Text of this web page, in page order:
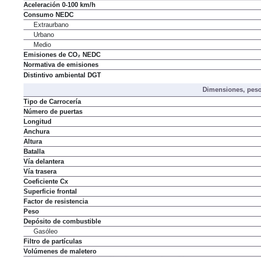
Aceleración 0-100 km/h
Consumo NEDC
Extraurbano
Urbano
Medio
Emisiones de CO₂ NEDC
Normativa de emisiones
Distintivo ambiental DGT
Dimensiones,
Tipo de Carrocería
Número de puertas
Longitud
Anchura
Altura
Batalla
Vía delantera
Vía trasera
Coeficiente Cx
Superficie frontal
Factor de resistencia
Peso
Depósito de combustible
Gasóleo
Filtro de partículas
Volúmenes de maletero